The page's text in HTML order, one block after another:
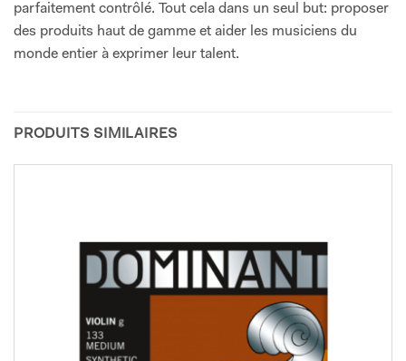
parfaitement contrôlé. Tout cela dans un seul but: proposer
des produits haut de gamme et aider les musiciens du
monde entier à exprimer leur talent.
PRODUITS SIMILAIRES